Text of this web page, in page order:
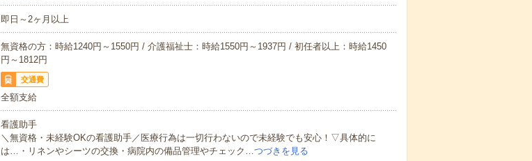
即日～2ヶ月以上
無資格の方：時給1240円～1550円 / 介護福祉士：時給1550円～1937円 / 初任者以上：時給1450
円～1812円
交通費
全額支給
看護助手
＼無資格・未経験OKの看護助手／医療行為は一切行わないので未経験でも安心！▽具体的に
は…・リネンやシーツの交換・病院内の備品管理やチェック…つづきを見る